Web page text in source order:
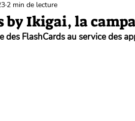
by Ikigai, la
2 min de lecture
des FlashCards au service des